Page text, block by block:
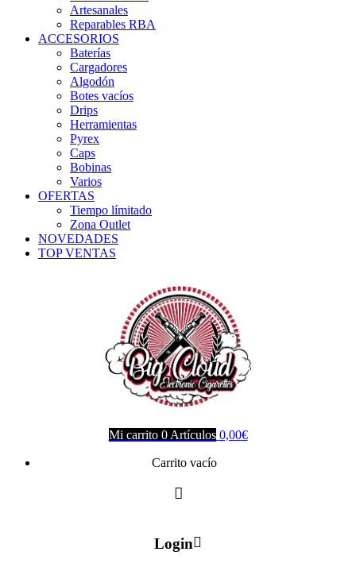
Artesanales
Reparables RBA
ACCESORIOS
Baterías
Cargadores
Algodón
Botes vacíos
Drips
Herramientas
Pyrex
Caps
Bobinas
Varios
OFERTAS
Tiempo límitado
Zona Outlet
NOVEDADES
TOP VENTAS
Mi carrito 0 Artículos 0,00€
Carrito vacío
Login